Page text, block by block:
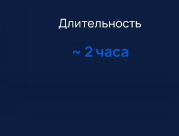
Длительность
~ 2 часа